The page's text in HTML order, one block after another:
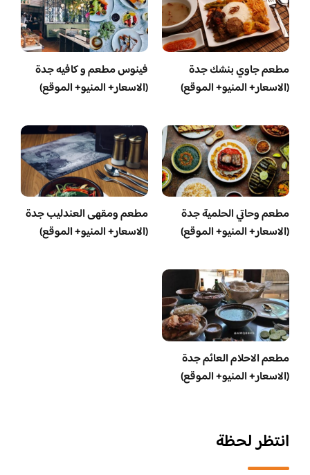
مطعم جاوي بنشك جدة
(الاسعار+ المنيو+ الموقع)
فينوس مطعم و كافيه جدة
(الاسعار+ المنيو+ الموقع)
مطعم وحاتي الحلمية جدة
(الاسعار+ المنيو+ الموقع)
مطعم ومقهى العندليب جدة
(الاسعار+ المنيو+ الموقع)
مطعم الاحلام العائم جدة
(الاسعار+ المنيو+ الموقع)
انتظر لحظة